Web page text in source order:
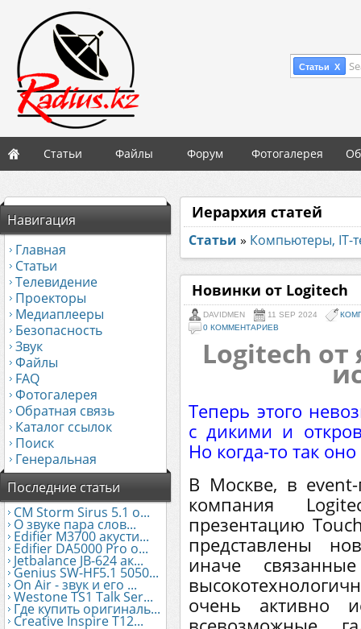
Статьи X
Статьи Файлы Форум Фотогалерея
Навигация
Главная
Статьи
Телевидение
Проекторы
Медиаплееры
Безопасность
Звук
Файлы
FAQ
Фотогалерея
Обратная связь
Каталог ссылок
Поиск
Генеральная
Последние статьи
CM Storm Sirus 5.1 о...
О звуке пара слов...
Edifier М3700 акусти...
Edifier DA5000 Pro о...
Jetbalance JB-624 ак...
Genius SW-HF5.1 5050...
On Air - звук и его ...
Westone TS1 Talk Ser...
Где купить оригиналь...
Creative Inspire T12...
Иерархия статей
Статьи » Компьютеры, IT-
Новинки от Logitech
DAVIDMEN 11 SEP 2024
0 КОММЕНТАРИЕВ
Logitech от
Теперь этого
с дикими и
Но когда-то так
В Москве, в event-
компания
презентацию
представлены
иначе
очень активно